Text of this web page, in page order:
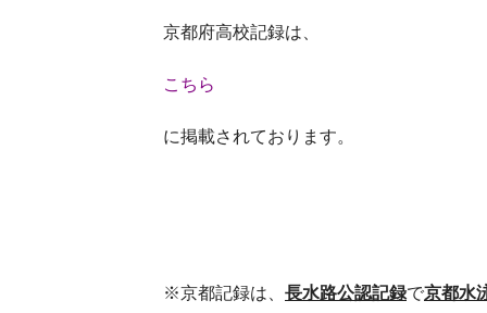
京都府高校記録は、
こちら
に掲載されております。
※京都記録は、 長水路公認記録で京都水